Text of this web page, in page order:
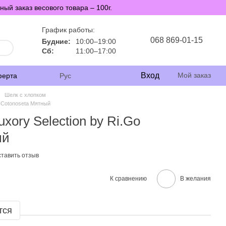
заказ весового товара – 100г.
График работы:
Будние:
10:00–19:00
Сб:
11:00–17:00
068 869-01-15
Рус Вход Мой заказ
Шелк с хлопком
Мятный
Selection by Ri.Go
отзыв
К сравнению В желания